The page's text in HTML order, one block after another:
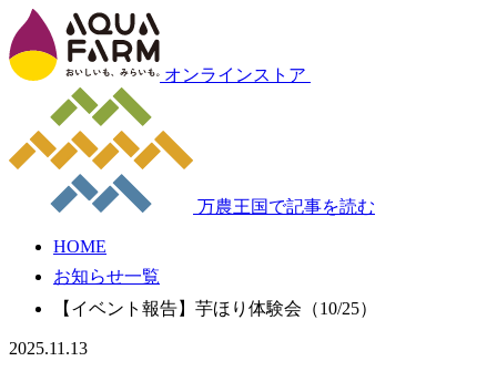
オンラインストア
万農王国で記事を読む
HOME
お知らせ一覧
【イベント報告】芋ほり体験会（10/25）
2025.11.13